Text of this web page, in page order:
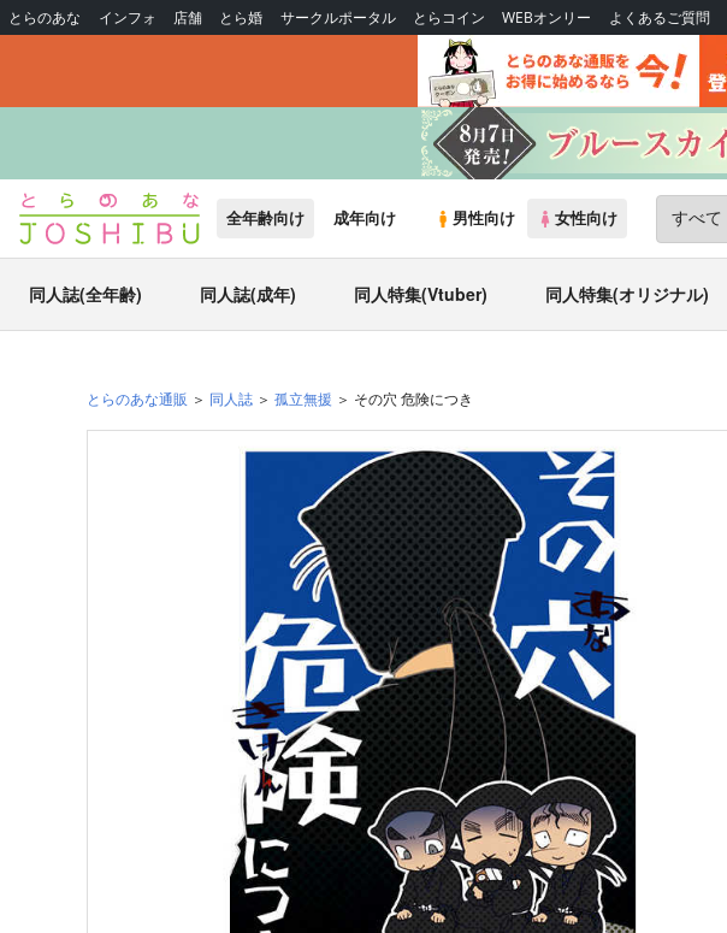
とらのあな インフォ 店舗 とら婚 サークルポータル とらコイン WEBオンリー よくあるご質問
全年齢向け 成年向け 男性向け 女性向け
同人誌(全年齢) 同人誌(成年) 同人特集(Vtuber) 同人特集(オリジナル)
とらのあな通販 同人誌 孤立無援 その穴 危険につき